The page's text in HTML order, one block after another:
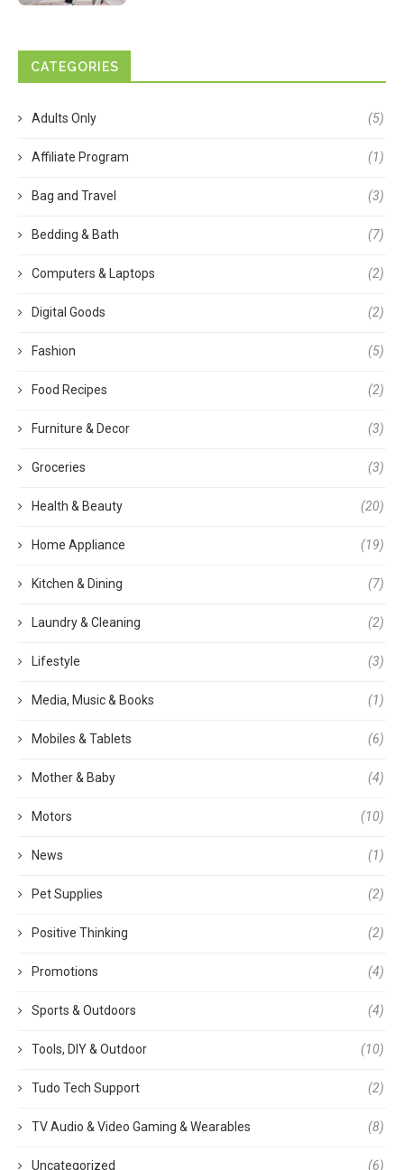
CATEGORIES
Adults Only (5)
Affiliate Program (1)
Bag and Travel (3)
Bedding & Bath (7)
Computers & Laptops (2)
Digital Goods (2)
Fashion (5)
Food Recipes (2)
Furniture & Decor (3)
Groceries (3)
Health & Beauty (20)
Home Appliance (19)
Kitchen & Dining (7)
Laundry & Cleaning (2)
Lifestyle (3)
Media, Music & Books (1)
Mobiles & Tablets (6)
Mother & Baby (4)
Motors (10)
News (1)
Pet Supplies (2)
Positive Thinking (2)
Promotions (4)
Sports & Outdoors (4)
Tools, DIY & Outdoor (10)
Tudo Tech Support (2)
TV Audio & Video Gaming & Wearables (8)
Uncategorized (6)